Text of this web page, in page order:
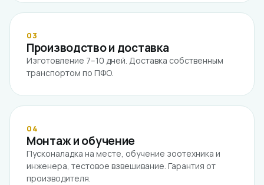
03
Производство и доставка
Изготовление 7–10 дней. Доставка собственным
транспортом по ПФО.
04
Монтаж и обучение
Пусконаладка на месте, обучение зоотехника и
инженера, тестовое взвешивание. Гарантия от
производителя.